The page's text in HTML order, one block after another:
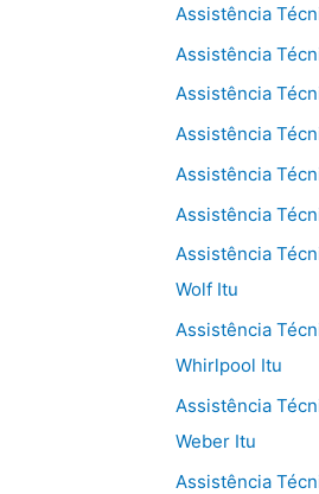
Assistência
Assistência
Assistência
Assistência
Assistência
Assistência
Assistência
Wolf Itu
Assistência
Whirlpool Itu
Assistência
Weber Itu
Assistência